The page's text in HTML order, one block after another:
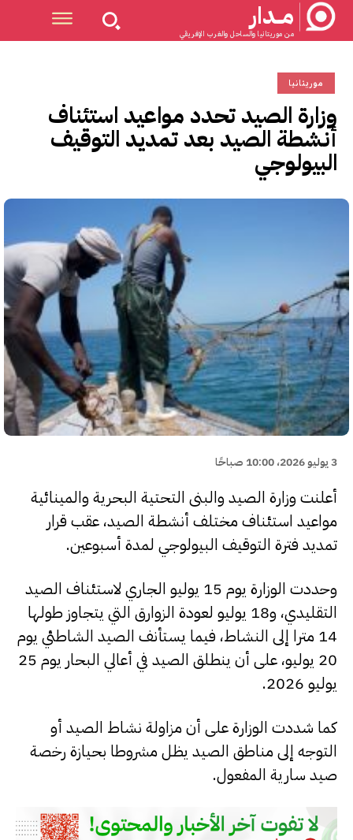
مــدار
من موريتانيا والساحل والغرب الإفريقي
موريتانيا
وزارة الصيد تحدد مواعيد استئناف
أنشطة الصيد بعد تمديد التوقيف
البيولوجي
3 يوليو 2026، 10:00 صباحًا
أعلنت وزارة الصيد والبنى التحتية البحرية والمينائية
مواعيد استئناف مختلف أنشطة الصيد، عقب قرار
تمديد فترة التوقيف البيولوجي لمدة أسبوعين.
وحددت الوزارة يوم 15 يوليو الجاري لاستئناف الصيد
التقليدي، و18 يوليو لعودة الزوارق التي يتجاوز طولها
14 مترا إلى النشاط، فيما يستأنف الصيد الشاطئي يوم
20 يوليو، على أن ينطلق الصيد في أعالي البحار يوم 25
يوليو 2026.
كما شددت الوزارة على أن مزاولة نشاط الصيد أو
التوجه إلى مناطق الصيد يظل مشروطا بحيازة رخصة
صيد سارية المفعول.